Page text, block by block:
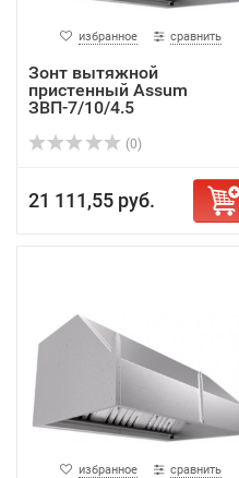
избранное сравнить
Зонт вытяжной
пристенный Assum
ЗВП-7/10/4.5
(0)
21 111,55 руб.
избранное сравнить